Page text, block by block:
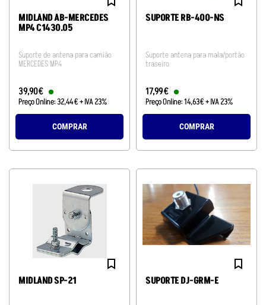
MIDLAND AB-MERCEDES
MP4 C1430.05
Suporte de antena para camião
MERCEDES MP4
39,90€
Preço Online:32,44€+ IVA 23%
COMPRAR
SUPORTE RB-400-NS
Suporte antena para mala/portão
traseiro
17,99€
Preço Online:14,63€+ IVA 23%
COMPRAR
MIDLAND SP-21 SUPORTE DJ-GRM-E